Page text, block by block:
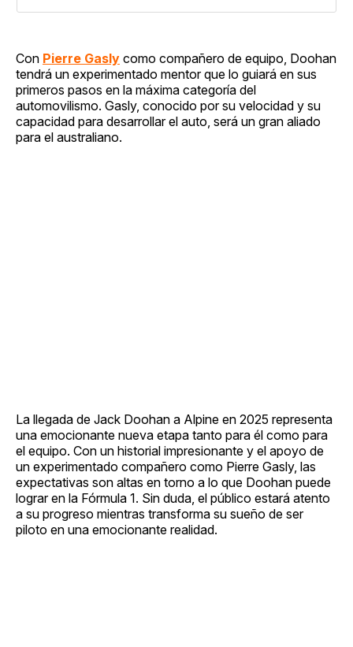
Con Pierre Gasly como compañero de equipo, Doohan
tendrá un experimentado mentor que lo guiará en sus
primeros pasos en la máxima categoría del
automovilismo. Gasly, conocido por su velocidad y su
capacidad para desarrollar el auto, será un gran aliado
para el australiano.
La llegada de Jack Doohan a Alpine en 2025 representa
una emocionante nueva etapa tanto para él como para
el equipo. Con un historial impresionante y el apoyo de
un experimentado compañero como Pierre Gasly, las
expectativas son altas en torno a lo que Doohan puede
lograr en la Fórmula 1. Sin duda, el público estará atento
a su progreso mientras transforma su sueño de ser
piloto en una emocionante realidad.